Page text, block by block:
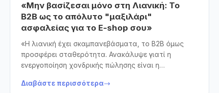
«Μην βασίζεσαι μόνο στη Λιανική: Το
B2B ως το απόλυτο "μαξιλάρι"
ασφαλείας για το E-shop σου»
«Η λιανική έχει σκαμπανεβάσματα, το B2B όμως
προσφέρει σταθερότητα. Ανακάλυψε γιατί η
ενεργοποίηση χονδρικής πώλησης είναι η
για να αυξήσει τον τζίρο του, να μειώσει τα
Διαβάστε περισσότερα